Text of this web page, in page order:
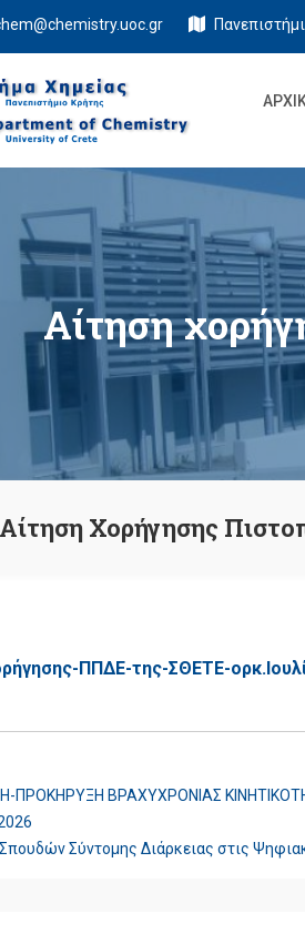
Αίτηση
Αίτηση Χορήγησης
ΠΠΔΕ-της-ΣΘΕΤΕ-
ΠΡΟΚΗΡΥΞΗ ΒΡΑΧΥΧΡΟΝΙΑΣ
Σύντομης Διάρκειας στις